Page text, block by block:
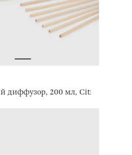
диффузор, 200 мл, Citrus, Fruity &